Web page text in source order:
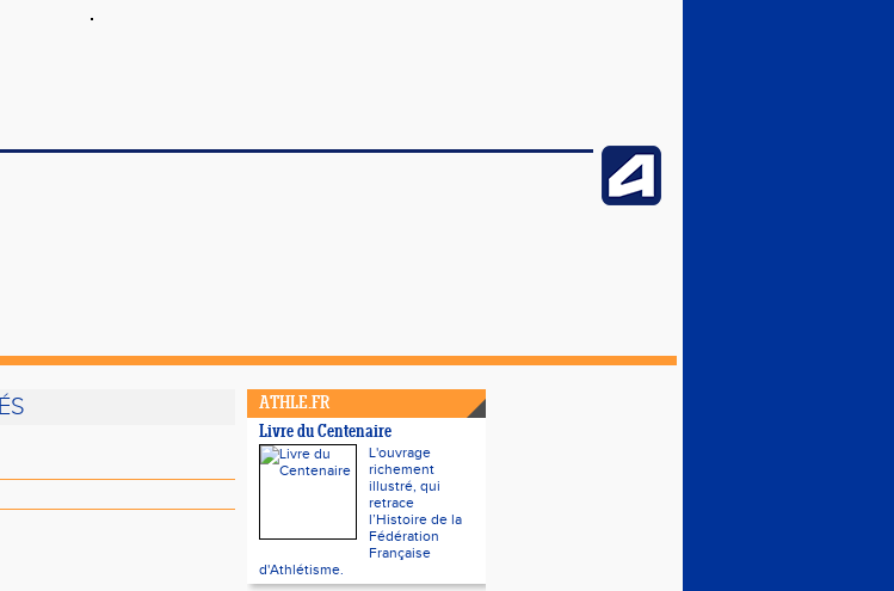
ATHLE.FR
Livre du Centenaire
L'ouvrage
richement
illustré, qui
retrace
l’Histoire de la
Fédération
Française
d'Athlétisme.